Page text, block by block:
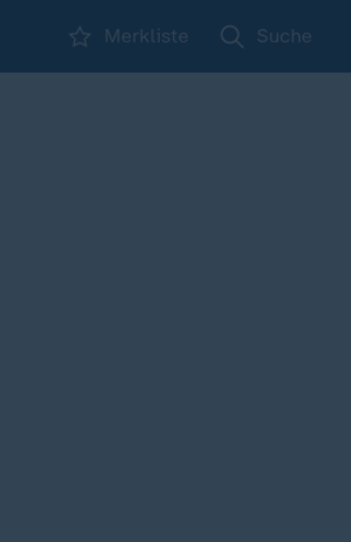
Merkliste Suche